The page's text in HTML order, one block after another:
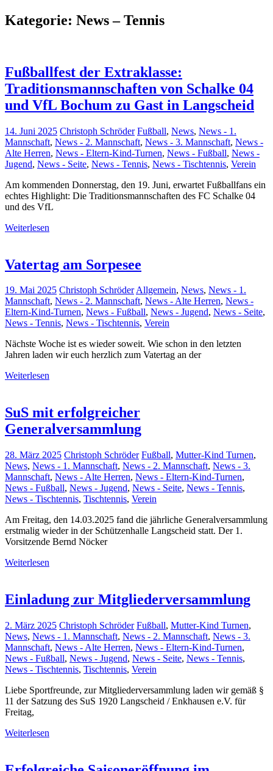
Kategorie: News – Tennis
Fußballfest der Extraklasse:
Traditionsmannschaften von Schalke 04
und VfL Bochum zu Gast in Langscheid
14. Juni 2025 Christoph Schröder Fußball, News, News - 1.
Mannschaft, News - 2. Mannschaft, News - 3. Mannschaft, News -
Alte Herren, News - Eltern-Kind-Turnen, News - Fußball, News -
Jugend, News - Seite, News - Tennis, News - Tischtennis, Verein
Am kommenden Donnerstag, den 19. Juni, erwartet Fußballfans ein
echtes Highlight: Die Traditionsmannschaften des FC Schalke 04
und des VfL
Weiterlesen
Vatertag am Sorpesee
19. Mai 2025 Christoph SchröderAllgemein, News, News - 1.
Mannschaft, News - 2. Mannschaft, News - Alte Herren, News -
Eltern-Kind-Turnen, News - Fußball, News - Jugend, News - Seite,
News - Tennis, News - Tischtennis, Verein
Nächste Woche ist es wieder soweit. Wie schon in den letzten
Jahren laden wir euch herzlich zum Vatertag an der
Weiterlesen
SuS mit erfolgreicher
Generalversammlung
28. März 2025 Christoph Schröder Fußball, Mutter-Kind Turnen,
News, News - 1. Mannschaft, News - 2. Mannschaft, News - 3.
Mannschaft, News - Alte Herren, News - Eltern-Kind-Turnen,
News - Fußball, News - Jugend, News - Seite, News - Tennis,
News - Tischtennis, Tischtennis, Verein
Am Freitag, den 14.03.2025 fand die jährliche Generalversammlung
erstmalig wieder in der Schützenhalle Langscheid statt. Der 1.
Vorsitzende Bernd Nöcker
Weiterlesen
Einladung zur Mitgliederversammlung
2. März 2025 Christoph Schröder Fußball, Mutter-Kind Turnen,
News, News - 1. Mannschaft, News - 2. Mannschaft, News - 3.
Mannschaft, News - Alte Herren, News - Eltern-Kind-Turnen,
News - Fußball, News - Jugend, News - Seite, News - Tennis,
News - Tischtennis, Tischtennis, Verein
Liebe Sportfreunde, zur Mitgliederversammlung laden wir gemäß §
11 der Satzung des SuS 1920 Langscheid / Enkhausen e.V. für
Freitag,
Weiterlesen